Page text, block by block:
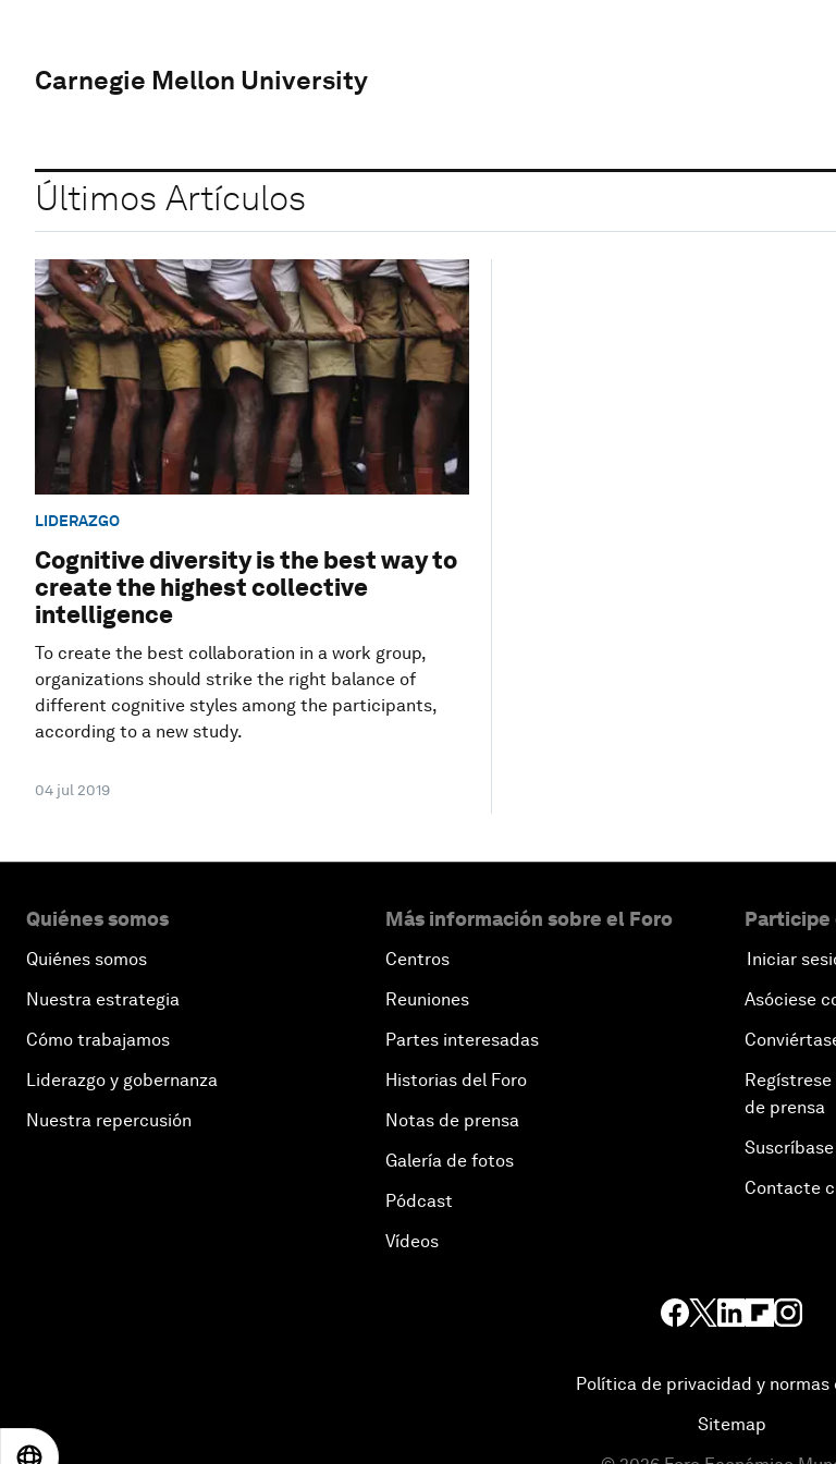
Carnegie Mellon University
Últimos Artículos
LIDERAZGO
Cognitive diversity is the best way to
create the highest collective
intelligence
To create the best collaboration in a work group,
organizations should strike the right balance of
different cognitive styles among the participants,
according to a new study.
04 jul 2019
Quiénes somos
Quiénes somos
Nuestra estrategia
Cómo trabajamos
Liderazgo y gobernanza
Nuestra repercusión
Más información sobre el Foro
Centros
Reuniones
Partes interesadas
Historias del Foro
Notas de prensa
Galería de fotos
Pódcast
Vídeos
Participe
Iniciar
Asóciese
de prensa
Contacte
Política de privacidad y normas
Sitemap